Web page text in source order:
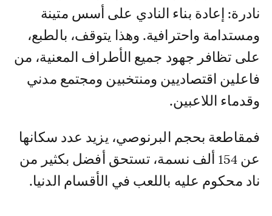
فخلف مرارة الهبوط تكمن، ربما، فرصة
نادرة: إعادة بناء النادي على أسس متينة
ومستدامة واحترافية. وهذا يتوقف، بالطبع،
على تظافر جهود جميع الأطراف المعنية، من
فاعلين اقتصاديين ومنتخبين ومجتمع مدني
فمقاطعة بحجم البرنوصي، يزيد عدد سكانها
عن 154 ألف نسمة، تستحق أفضل بكثير من